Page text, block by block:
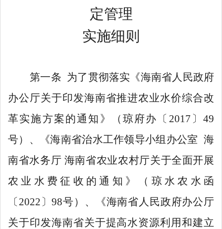
定管理
实施细则
第一条 为了贯彻落实 《海南省人民政府
办公厅关于印发海南省推进农业水价综合改
革实施方案的通知》（琼府办〔 2017 〕 49
号） 、 《海南省治水工作领导小组办公室 海
南省水务厅 海南省农业农村厅关于全面开展
农业水费征收的通知》
（ 琼水农水函
〔 2022 〕98号） 、
《海南省人民政府办公厅
关于印发海南省关于提高水资源利用和建立